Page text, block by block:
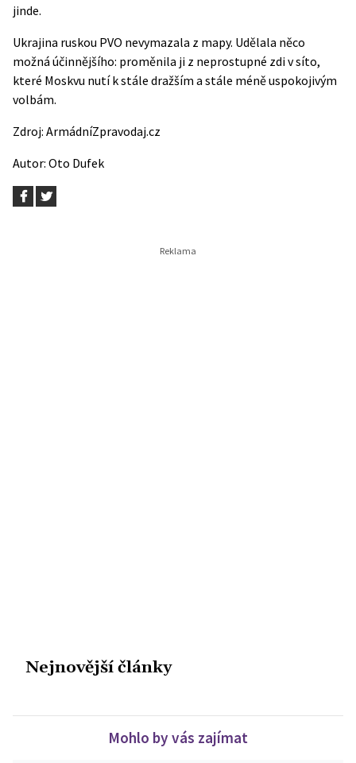
jinde.
Ukrajina ruskou PVO nevymazala z mapy. Udělala něco
možná účinnějšího: proměnila ji z neprostupné zdi v síto,
které Moskvu nutí k stále dražším a stále méně uspokojivým
volbám.
Zdroj: ArmádníZpravodaj.cz
Autor: Oto Dufek
Nejnovější články
Mohlo by vás zajímat